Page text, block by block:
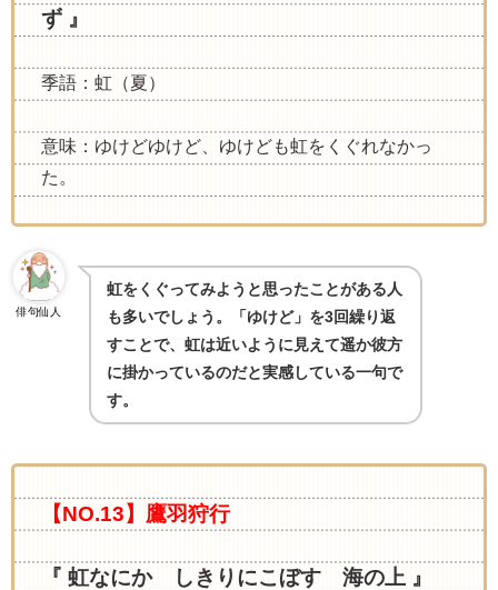
ず 』
季語：虹（夏）
意味：ゆけどゆけど、ゆけども虹をくぐれなかっ
た。
俳句仙人
虹をくぐってみようと思ったことがある人
も多いでしょう。「ゆけど」を3回繰り返
すことで、虹は近いように見えて遥か彼方
に掛かっているのだと実感している一句で
す。
【NO.13】鷹羽狩行
『 虹なにか しきりにこぼす 海の上 』